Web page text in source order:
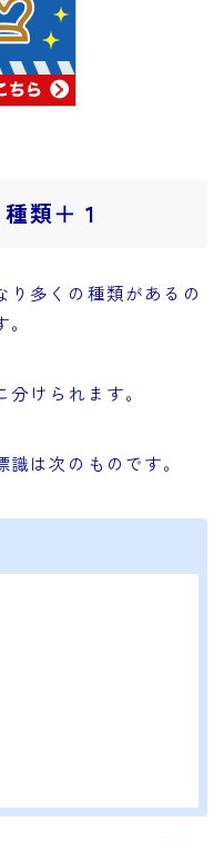
類＋１
多くの種類があるの
けられます。
は次のものです。